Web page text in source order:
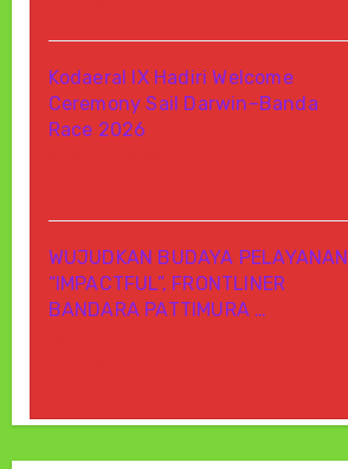
Kodaeral IX Hadiri Welcome
Ceremony Sail Darwin–Banda
Race 2026
WUJUDKAN BUDAYA PELAYANAN
“IMPACTFUL”, FRONTLINER
BANDARA PATTIMURA …